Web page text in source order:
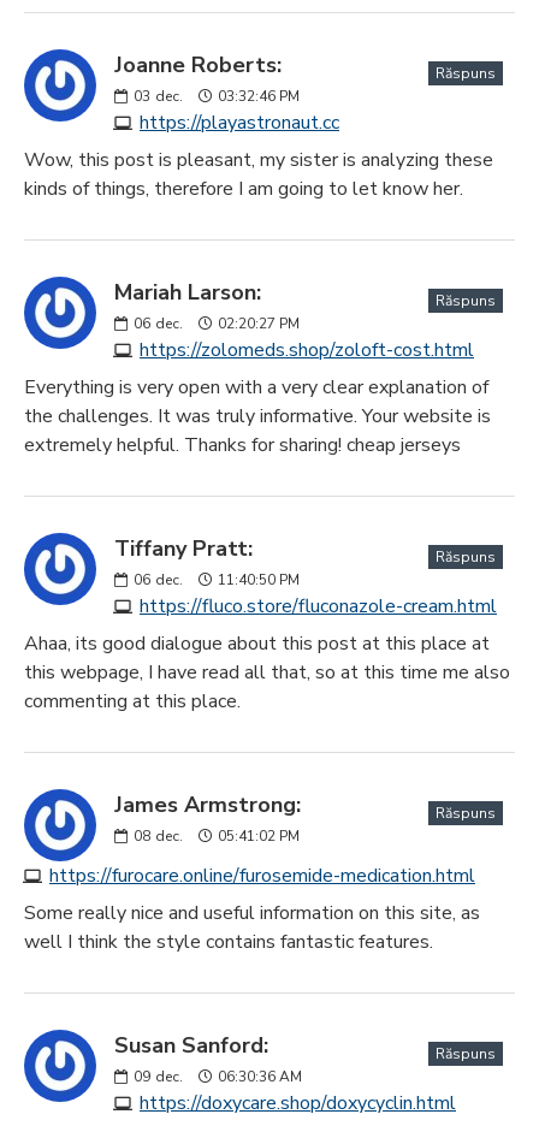
Joanne Roberts:
03 dec. 03:32:46 PM
https://playastronaut.cc
Răspuns
Wow, this post is pleasant, my sister is analyzing these
kinds of things, therefore I am going to let know her.
Mariah Larson:
06 dec. 02:20:27 PM
https://zolomeds.shop/zoloft-cost.html
Răspuns
Everything is very open with a very clear explanation of
the challenges. It was truly informative. Your website is
extremely helpful. Thanks for sharing! cheap jerseys
Tiffany Pratt:
06 dec. 11:40:50 PM
https://fluco.store/fluconazole-cream.html
Răspuns
Ahaa, its good dialogue about this post at this place at
this webpage, I have read all that, so at this time me also
commenting at this place.
James Armstrong:
08 dec. 05:41:02 PM
https://furocare.online/furosemide-medication.html
Răspuns
Some really nice and useful information on this site, as
well I think the style contains fantastic features.
Susan Sanford:
09 dec. 06:30:36 AM
https://doxycare.shop/doxycyclin.html
Răspuns